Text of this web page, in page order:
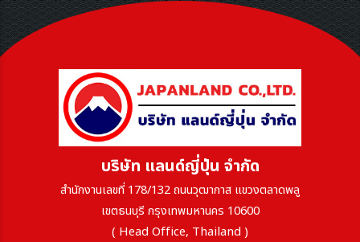
โซน
ประเทศ
สายการบิน
บริษัท แลนด์ญี่ปุ่น จำกัด
สำนักงานเลขที่ 178/132 ถนนวุฒากาส แขวงตลาดพลู
เขตธนบุรี กรุงเทพมหานคร 10600
( Head Office, Thailand )